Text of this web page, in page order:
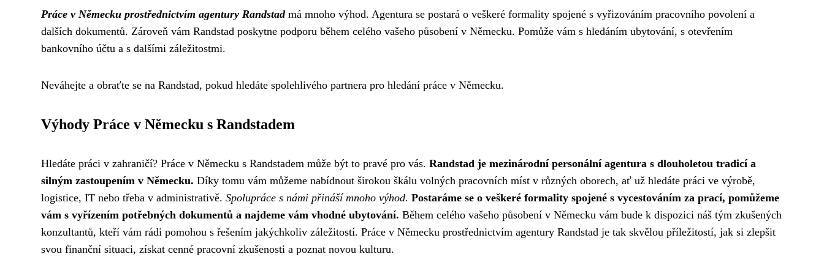
Práce v Německu prostřednictvím agentury Randstadmá mnoho výhod. Agentura se postará o veškeré formality spojené s vyřizováním pracovního povolení a
dalších dokumentů. Zároveň vám Randstad poskytne podporu během celého vašeho působení v Německu. Pomůže vám s hledáním ubytování, s otevřením
bankovního účtu a s dalšími záležitostmi.
Neváhejte a obraťte se na Randstad, pokud hledáte spolehlivého partnera pro hledání práce v Německu.
Výhody Práce v Německu s Randstadem
Hledáte práci v zahraničí? Práce v Německu s Randstadem může být to pravé pro vás. Randstad je mezinárodní personální agentura s dlouholetou tradicí a
silným zastoupením v Německu. Díky tomu vám můžeme nabídnout širokou škálu volných pracovních míst v různých oborech, ať už hledáte práci ve výrobě,
logistice, IT nebo třeba v administrativě. Spolupráce s námi přináší mnoho výhod. Postaráme se o veškeré formality spojené s vycestováním za prací, pomůžeme
vám s vyřízením potřebných dokumentů a najdeme vám vhodné ubytování. Během celého vašeho působení v Německu vám bude k dispozici náš tým zkušených
konzultantů, kteří vám rádi pomohou s řešením jakýchkoliv záležitostí. Práce v Německu prostřednictvím agentury Randstad je tak skvělou příležitostí, jak si zlepšit
svou finanční situaci, získat cenné pracovní zkušenosti a poznat novou kulturu.